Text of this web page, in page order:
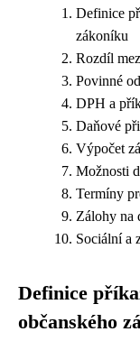
Definice
zákoníku
Rozdíl
Povinné
DPH a
Daňové
Výpočet
Možnosti
Termíny
Zálohy na
Sociální a
Definice
občanského